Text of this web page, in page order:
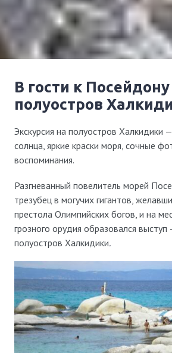
В гости к Посейдону на
полуостров
Экскурсия на полуостров Халкидики
солнца, яркие краски моря, сочные
воспоминания.
Разгневанный повелитель морей
трезубец в могучих гигантов,
престола Олимпийских богов, и на
грозного орудия образовался
полуостров Халкидики.